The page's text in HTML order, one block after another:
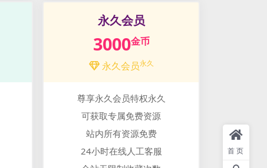
永久会员
3000金币
永久会员永久
尊享永久会员特权永久
可获取专属免费资源
站内所有资源免费
24小时在线人工客服
首页